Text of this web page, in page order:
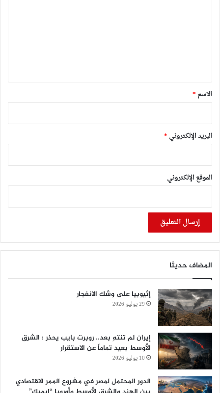
*
الاسم *
البريد الإلكتروني *
الموقع الإلكتروني
المضاف حديثا
إثيوبيا على وشك الانفجار
29 يوليو 2026
إيران لم تنتهِ بعد.. روبرت بايب يحذر : الشرق
الأوسط بعيد تماماً عن الاستقرار
10 يوليو 2026
الدور المحتمل لمصر في مشروع الممر الاقتصادي